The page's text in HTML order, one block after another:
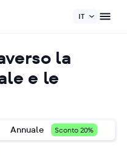
IT
la
e le
Annuale Sconto 20%